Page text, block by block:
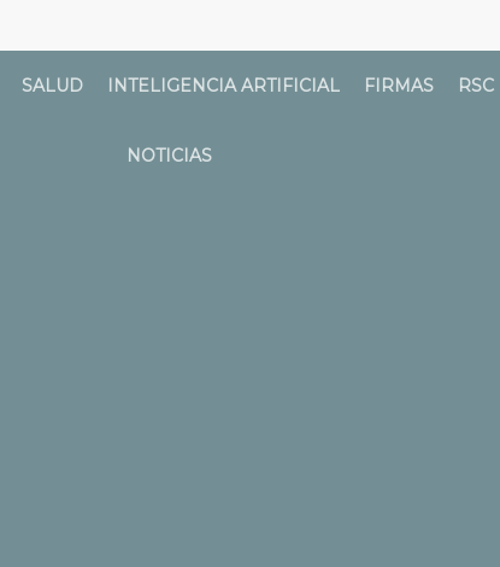
SALUD INTELIGENCIA ARTIFICIAL FIRMAS RSC
NOTICIAS